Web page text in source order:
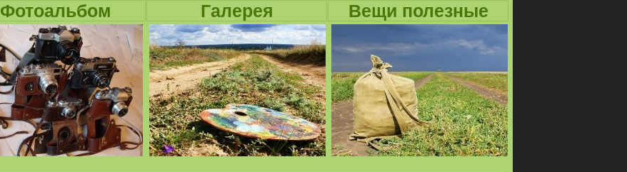
Фотоальбом Галерея Вещи полезные